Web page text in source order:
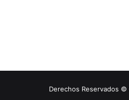
Derechos Reservados ©